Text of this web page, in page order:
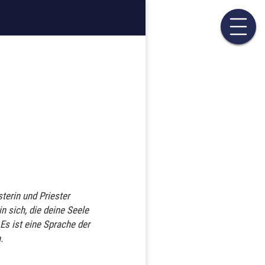
und Priester
sich, die deine Seele
ist eine Sprache der